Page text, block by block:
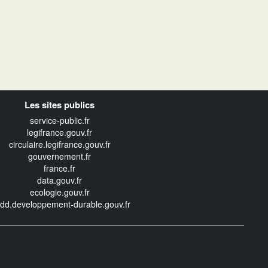
Les sites publics
service-public.fr
legifrance.gouv.fr
circulaire.legifrance.gouv.fr
gouvernement.fr
france.fr
data.gouv.fr
ecologie.gouv.fr
durable.gouv.fr